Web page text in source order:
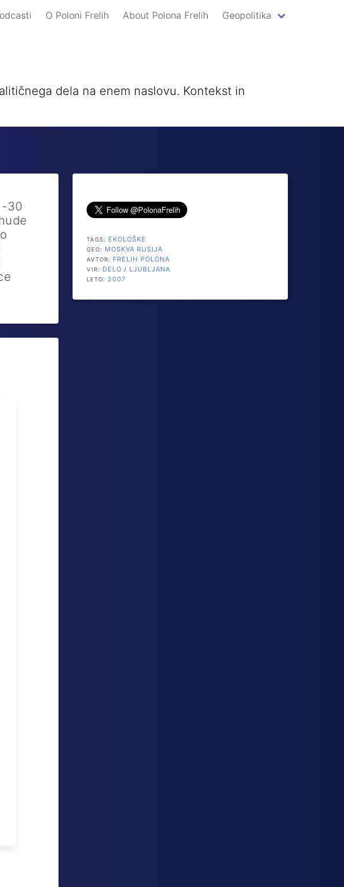
O Poloni Frelih About Polona Frelih Geopolitika
dela na enem naslovu. Kontekst in
-30
TAGS: EKOLOŠKE
GEO: MOSKVA RUSIJA
AVTOR: FRELIH POLONA
VIR: DELO / LJUBLJANA
LETO: 2007